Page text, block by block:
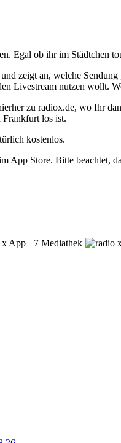
Egal ob ihr im Städtchen
zeigt an, welche
Livestream nutzen wollt.
zu radiox.de, wo Ihr
Frankfurt los ist.
kostenlos.
App Store. Bitte beachtet,